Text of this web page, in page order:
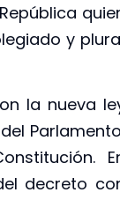
y
la nueva
decreto